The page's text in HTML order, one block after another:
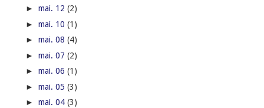
► mai. 12 (2)
► mai. 10 (1)
► mai. 08 (4)
► mai. 07 (2)
► mai. 06 (1)
► mai. 05 (3)
► mai. 04 (3)